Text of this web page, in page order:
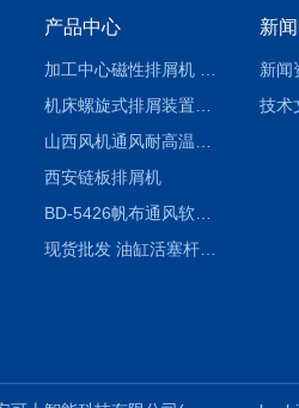
产品中心
西安链板排屑机
BD-5426帆布通风软连接水泥布袋陕西生产厂家
现货批发 油缸活塞杆圆形保护套
新
新闻
技术